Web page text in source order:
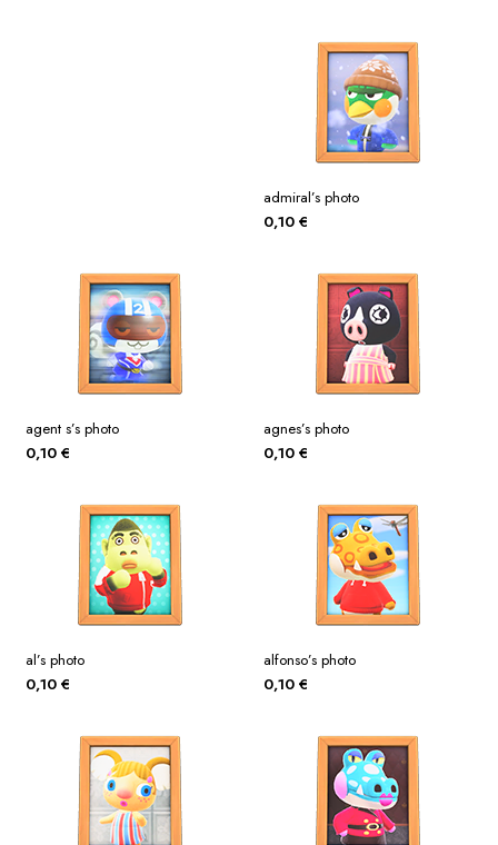
admiral’s photo
0,10 €
agent s’s photo
0,10 €
agnes’s photo
0,10 €
al’s photo
0,10 €
alfonso’s photo
0,10 €